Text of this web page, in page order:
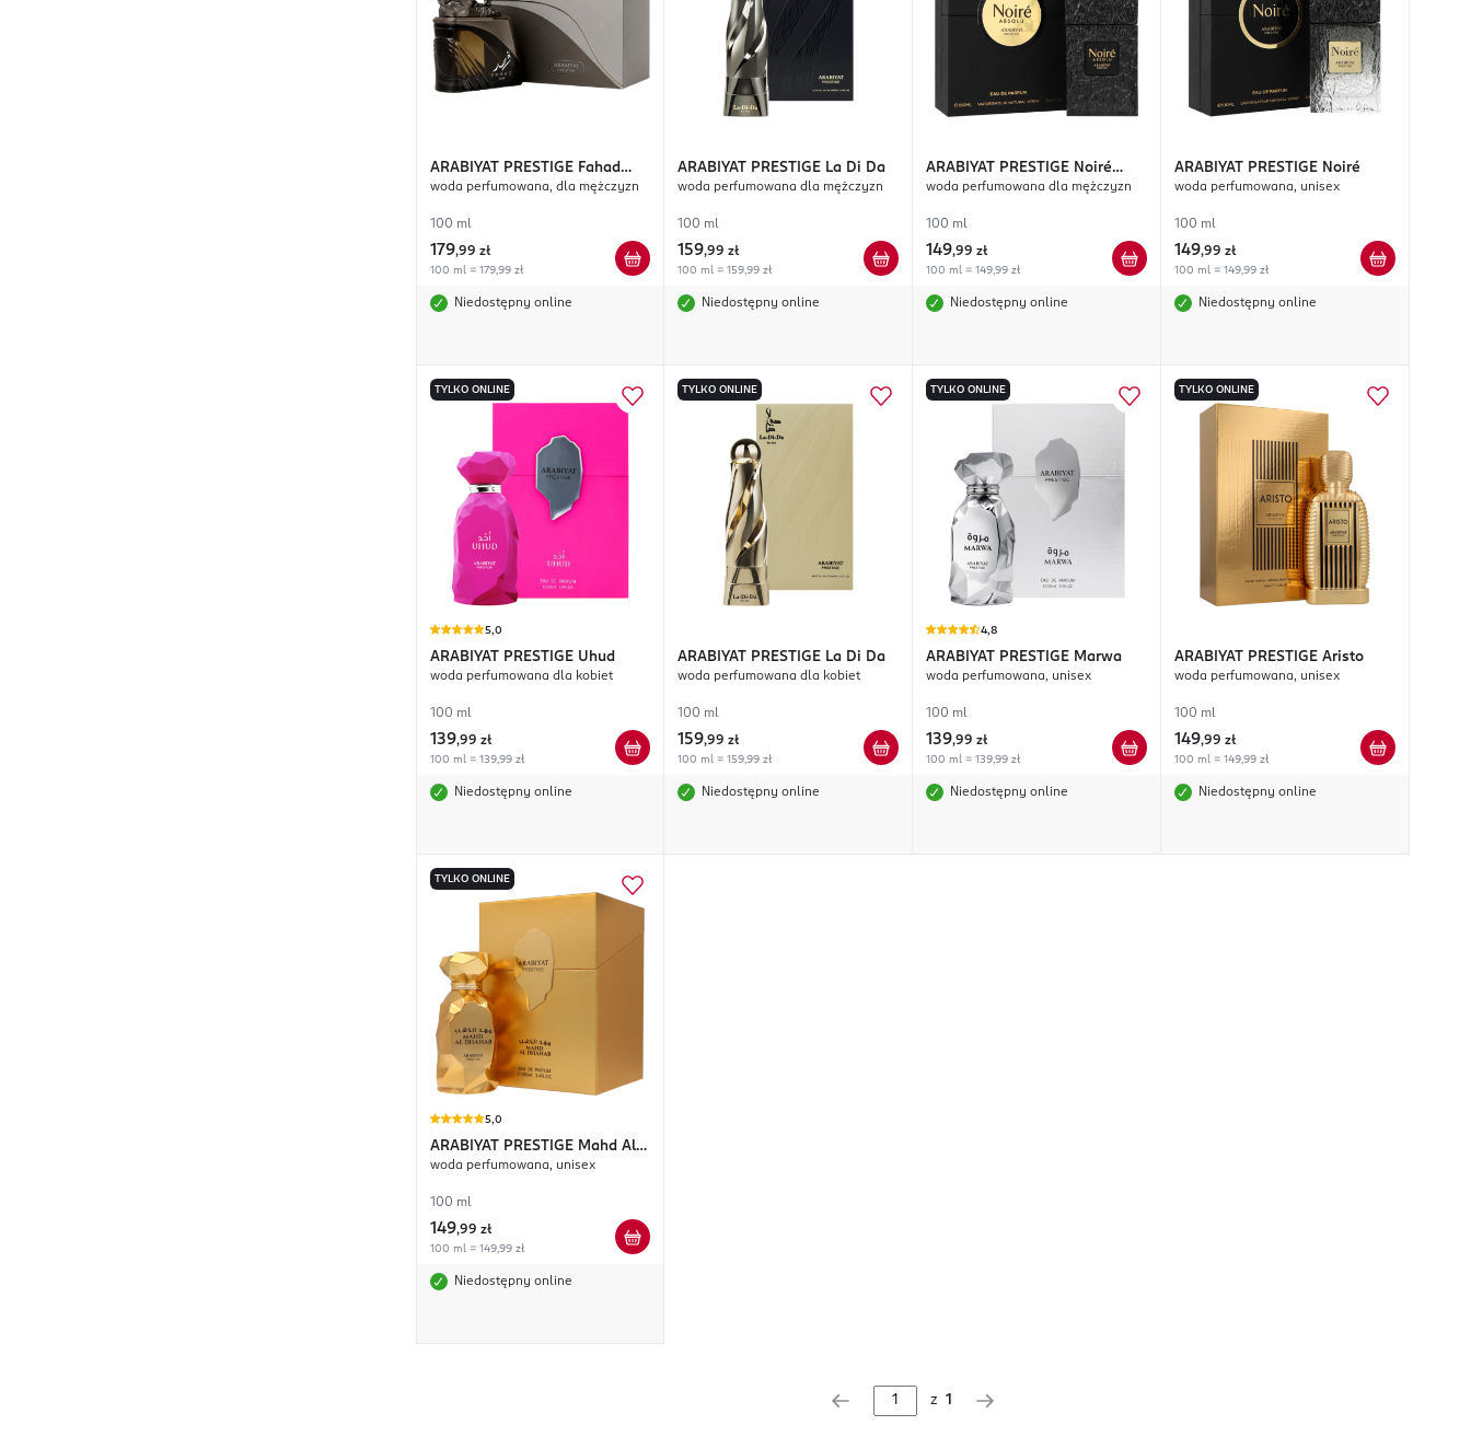
ARABIYAT PRESTIGE Fahad
Gaze
woda perfumowana, dla mężczyzn
100 ml
179,99 zł
100 ml = 179,99 zł
Niedostępny online
ARABIYAT PRESTIGE La Di Da
woda perfumowana dla mężczyzn
100 ml
159,99 zł
100 ml = 159,99 zł
Niedostępny online
ARABIYAT PRESTIGE Noiré
Absolu
woda perfumowana dla mężczyzn
100 ml
149,99 zł
100 ml = 149,99 zł
Niedostępny online
ARABIYAT PRESTIGE Noiré
woda perfumowana, unisex
100 ml
149,99 zł
100 ml = 149,99 zł
Niedostępny online
TYLKO ONLINE
5,0
ARABIYAT PRESTIGE Uhud
woda perfumowana dla kobiet
100 ml
139,99 zł
100 ml = 139,99 zł
Niedostępny online
TYLKO ONLINE
ARABIYAT PRESTIGE La Di Da
woda perfumowana dla kobiet
100 ml
159,99 zł
100 ml = 159,99 zł
Niedostępny online
TYLKO ONLINE
4,8
ARABIYAT PRESTIGE Marwa
woda perfumowana, unisex
100 ml
139,99 zł
100 ml = 139,99 zł
Niedostępny online
TYLKO ONLINE
ARABIYAT PRESTIGE Aristo
woda perfumowana, unisex
100 ml
149,99 zł
100 ml = 149,99 zł
Niedostępny online
TYLKO ONLINE
5,0
ARABIYAT PRESTIGE Mahd Al
Dhahab
woda perfumowana, unisex
100 ml
149,99 zł
100 ml = 149,99 zł
Niedostępny online
z 1